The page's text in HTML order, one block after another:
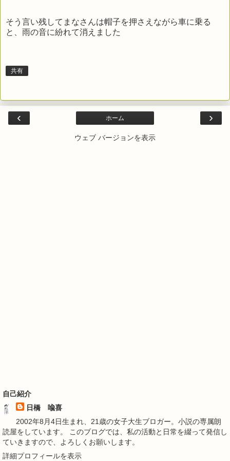
そう言い残してまなさんは帽子を押さえながら車に乗る
と、雨の音に紛れて消えました
共有
‹ ›
ホーム
ウェブ バージョンを表示
自己紹介
日橋 喩喜
2002年8月4日生まれ、21歳の女子大生ブロガー。小説の専属朗
読屋をしています。 このブログでは、私の活動と日常を綴って発信し
ていきますので、よろしくお願いします。
詳細プロフィールを表示